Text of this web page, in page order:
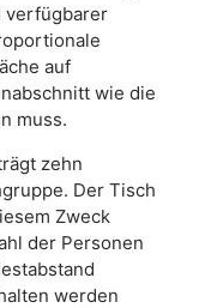
verfügbarer
auf
wie die
muss.
zehn
Der Tisch
Zweck
der Personen
werden